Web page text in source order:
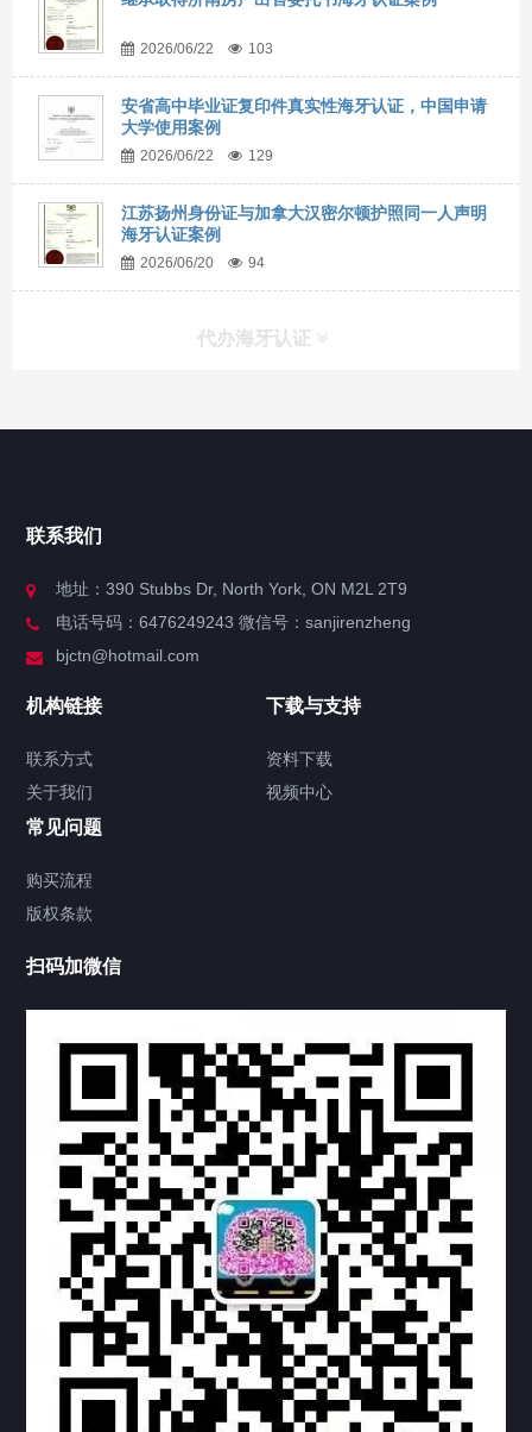
2026/06/22 103
安省高中毕业证复印件真实性海牙认证，中国申请
大学使用案例
2026/06/22 129
江苏扬州身份证与加拿大汉密尔顿护照同一人声明
海牙认证案例
2026/06/20 94
代办海牙认证
服务分类
签署类文件海牙认证程序费用
视频中心
定制案例
科研实验室
厂区介绍
中国公证处海牙认证
热门标签 TAG
联系我们
地址：390 Stubbs Dr, North York, ON M2L 2T9
电话号码：6476249243 微信号：sanjirenzheng
bjctn@hotmail.com
机构链接
联系方式
关于我们
下载与支持
资料下载
视频中心
常见问题
购买流程
版权条款
扫码加微信